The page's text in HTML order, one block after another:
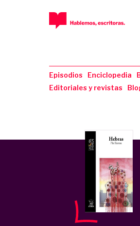
Episodios Enciclopedia
Editoriales y revistas